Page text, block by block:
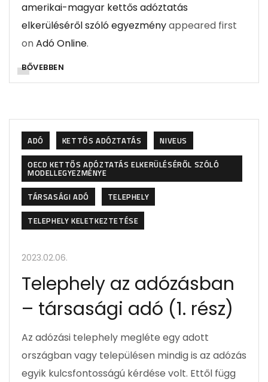
amerikai-magyar kettős adóztatás
elkerüléséről szóló egyezményappeared first
onAdó Online.
BŐVEBBEN
ADÓ KETTŐS ADÓZTATÁS
NIVEUS
OECD KETTŐS ADÓZTATÁS ELKERÜLÉSÉRŐL SZÓLÓ
MODELLEGYEZMÉNYE
TÁRSASÁGI ADÓ
TELEPHELY
TELEPHELY KELETKEZTETÉSE
2023.02.06.
Telephely az adózásban
– társasági adó (1. rész)
Az adózási telephely megléte egy adott
országban vagy településen mindig is az adózás
egyik kulcsfontosságú kérdése volt. Ettől függ